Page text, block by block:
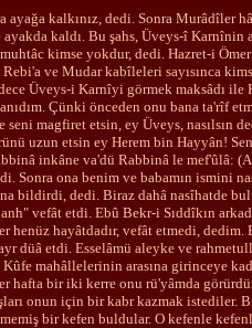
kalkınız, dedi. Sonra Murâdîler
kaldı. Bu şahs, Üveys-î Karnînin
kimse yokdur, dedi. Hazret-i Ömer
ve Mudar kabîleleri sayısınca
Üveys-i Karnîyi görmek maksâdı ile
Çünki önceden onu bana ta'rîf
magfiret etsin, ey Üveys, nasılsın
uzun etsin ey Herem bin Hayyân! Sen
inkâne va'dü Rabbinâ le mef'ûlâ:
Sonra ona benim ve babamın ismini
bildirdi, dedi. Biraz dahâ nasîhatde
vefât etdi. Ebû Bekr-i Sıddîkın
henüz hayâtdadır, vefât etmedi, dedim.
düâ etdi. Esselâmü aleyke ve
mahâllelerinin arasına girinceye
hafta bir iki kerre onu rü'yâmda
onun için bir kabr kazmak istediler.
bir kefen buldular. O kefenle